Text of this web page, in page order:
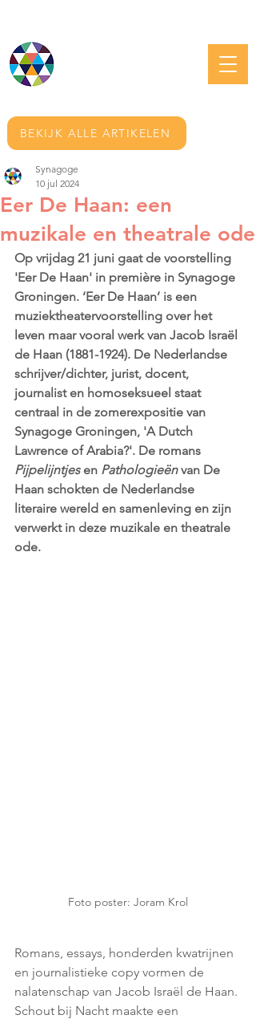
BEKIJK ALLE ARTIKELEN
Eer De Haan: een
muzikale en theatrale ode
Synagoge
10 jul 2024
Op vrijdag 21 juni gaat de voorstelling
'Eer De Haan' in première in Synagoge
Groningen. ‘Eer De Haan’ is een
muziektheatervoorstelling over het
leven maar vooral werk van Jacob Israël
de Haan (1881-1924). De Nederlandse
schrijver/dichter, jurist, docent,
journalist en homoseksueel staat
centraal in de zomerexpositie van
Synagoge Groningen, 'A Dutch
Lawrence of Arabia?'. De romans
Pijpelijntjes en Pathologieën van De
Haan schokten de Nederlandse
literaire wereld en samenleving en zijn
verwerkt in deze muzikale en theatrale
ode.
Foto poster: Joram Krol
Romans, essays, honderden kwatrijnen
en journalistieke copy vormen de
nalatenschap van Jacob Israël de Haan.
Schout bij Nacht maakte een